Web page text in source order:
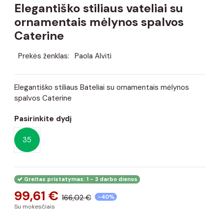
Elegantiško stiliaus vateliai su
ornamentais mėlynos spalvos
Caterine
Prekės ženklas: Paola Alviti
Elegantiško stiliaus Bateliai su ornamentais mėlynos
spalvos Caterine
Pasirinkite dydį
35
Greitas pristatymas: 1 - 3 darbo dienos
99,61 € 166,02 € -40%
Su mokesčiais